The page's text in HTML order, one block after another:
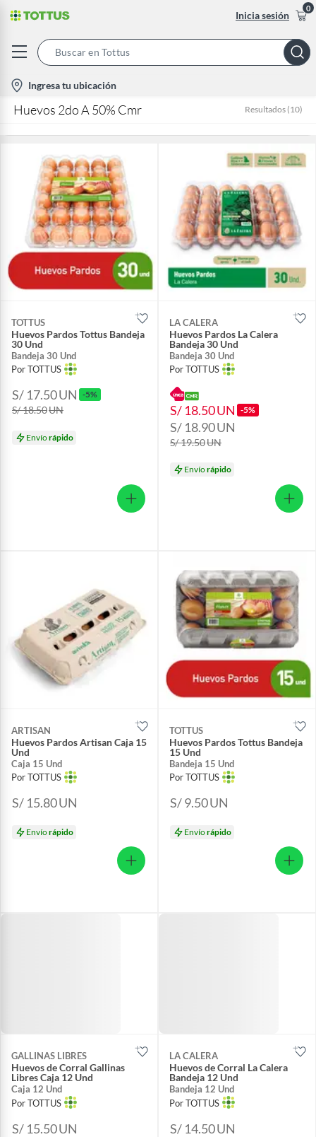
Inicia sesión
0
Bar
location-
icon
Ingresa tu ubicación
Huevos 2do A 50% Cmr Resultados (10)
TOTTUS
Huevos Pardos Tottus Bandeja
30 Und
Bandeja 30 Und
Por TOTTUS
S/ 17.50UN -5%
S/ 18.50UN
Envíorápido
LA CALERA
Huevos Pardos La Calera
Bandeja 30 Und
Bandeja 30 Und
Por TOTTUS
S/ 18.50UN -5%
S/ 18.90UN
S/ 19.50UN
Envíorápido
ARTISAN
Huevos Pardos Artisan Caja 15
Und
Caja 15 Und
Por TOTTUS
S/ 15.80UN
Envíorápido
TOTTUS
Huevos Pardos Tottus Bandeja
15 Und
Bandeja 15 Und
Por TOTTUS
S/ 9.50UN
Envíorápido
GALLINAS LIBRES
Huevos de Corral Gallinas
Libres Caja 12 Und
Caja 12 Und
Por TOTTUS
S/ 15.50UN
LA CALERA
Huevos de Corral La Calera
Bandeja 12 Und
Bandeja 12 Und
Por TOTTUS
S/ 14.50UN